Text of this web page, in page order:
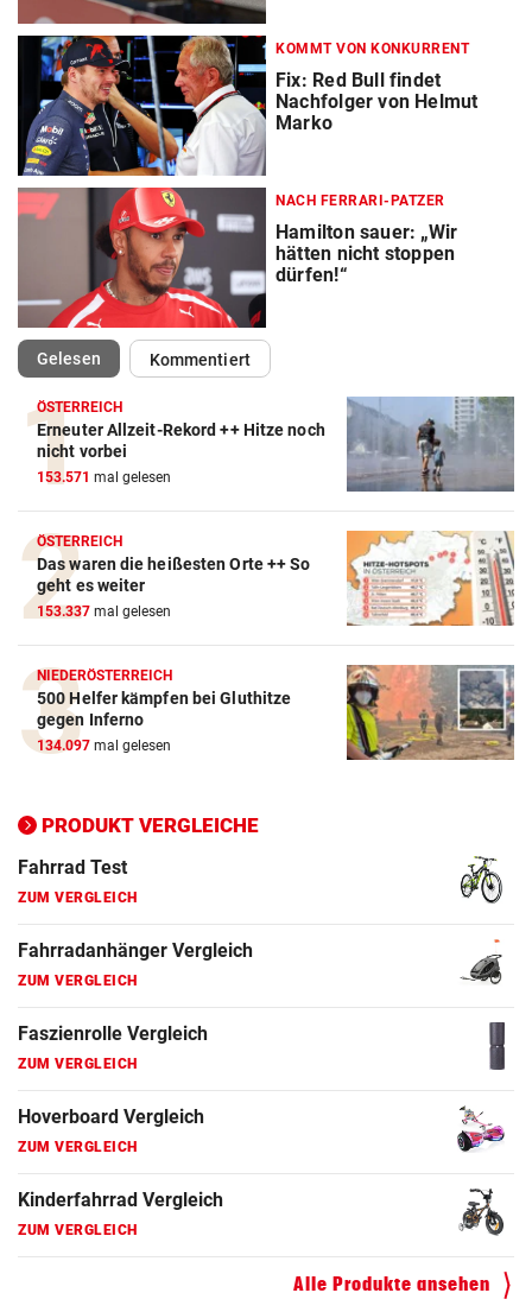
KOMMT VON KONKURRENT
Fix: Red Bull findet
Nachfolger von Helmut
Marko
NACH FERRARI-PATZER
Hamilton sauer: „Wir
hätten nicht stoppen
dürfen!“
Gelesen(ausgewählt)Kommentiert
ÖSTERREICH
Erneuter Allzeit-Rekord ++ Hitze noch
nicht vorbei
153.571 mal gelesen
ÖSTERREICH
Das waren die heißesten Orte ++ So
geht es weiter
153.337 mal gelesen
NIEDERÖSTERREICH
500 Helfer kämpfen bei Gluthitze
gegen Inferno
134.097 mal gelesen
PRODUKT VERGLEICHE
Action-Cam Vergleich
ZUM VERGLEICH
Crosstrainer Vergleich
ZUM VERGLEICH
E-Bike Vergleich
ZUM VERGLEICH
Elektro-Scooter Vergleich
ZUM VERGLEICH
ZUM VERGLEICH
Fahrrad Test
ZUM VERGLEICH
Fahrradanhänger Vergleich
ZUM VERGLEICH
Faszienrolle Vergleich
ZUM VERGLEICH
Hoverboard Vergleich
ZUM VERGLEICH
Kinderfahrrad Vergleich
ZUM VERGLEICH
Alle Produkte ansehen